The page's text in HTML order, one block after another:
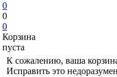
0
0
0
Корзина
пуста
К сожалению, ваша
Исправить это